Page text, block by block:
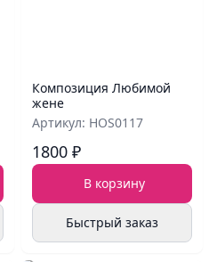
Композиция Любимой
жене
Артикул: HOS0117
1800 ₽
В корзину
Быстрый заказ